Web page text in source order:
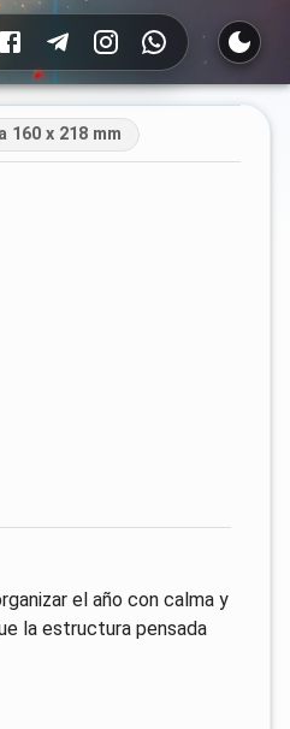
x 218 mm
el año con calma y
la estructura pensada